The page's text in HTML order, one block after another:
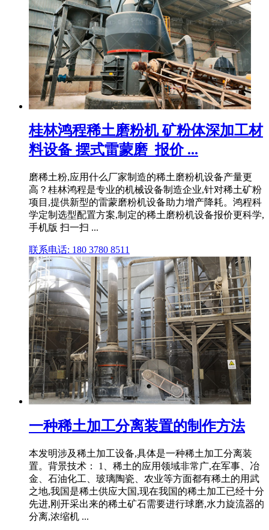
桂林鸿程稀土磨粉机 矿粉体深加工材
料设备 摆式雷蒙磨_报价 ...
磨稀土粉,应用什么厂家制造的稀土磨粉机设备产量更
高？桂林鸿程是专业的机械设备制造企业,针对稀土矿粉
项目,提供新型的雷蒙磨粉机设备助力增产降耗。鸿程科
学定制选型配置方案,制定的稀土磨粉机设备报价更科学,
手机版 扫一扫 ...
联系电话: 180 3780 8511
一种稀土加工分离装置的制作方法
本发明涉及稀土加工设备,具体是一种稀土加工分离装
置。背景技术： 1、稀土的应用领域非常广,在军事、冶
金、石油化工、玻璃陶瓷、农业等方面都有稀土的用武
之地,我国是稀土供应大国,现在我国的稀土加工已经十分
先进,刚开采出来的稀土矿石需要进行球磨,水力旋流器的
分离,浓缩机 ...